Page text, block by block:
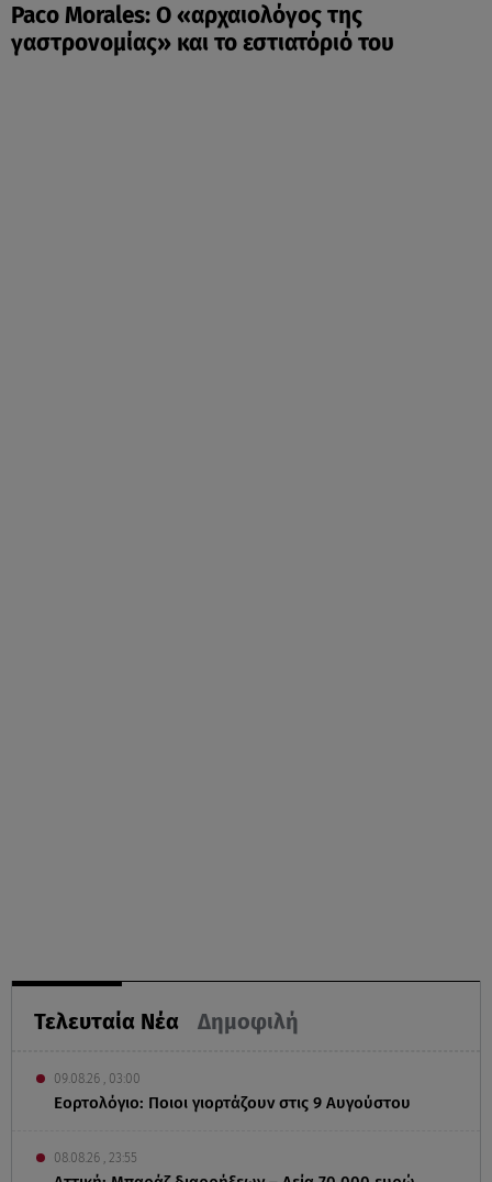
Paco Morales: O «αρχαιολόγος της
γαστρονομίας» και το εστιατόριό του
Τελευταία Νέα Δημοφιλή
09.08.26 , 03:00
Εορτολόγιο: Ποιοι γιορτάζουν στις 9 Αυγούστου
08.08.26 , 23:55